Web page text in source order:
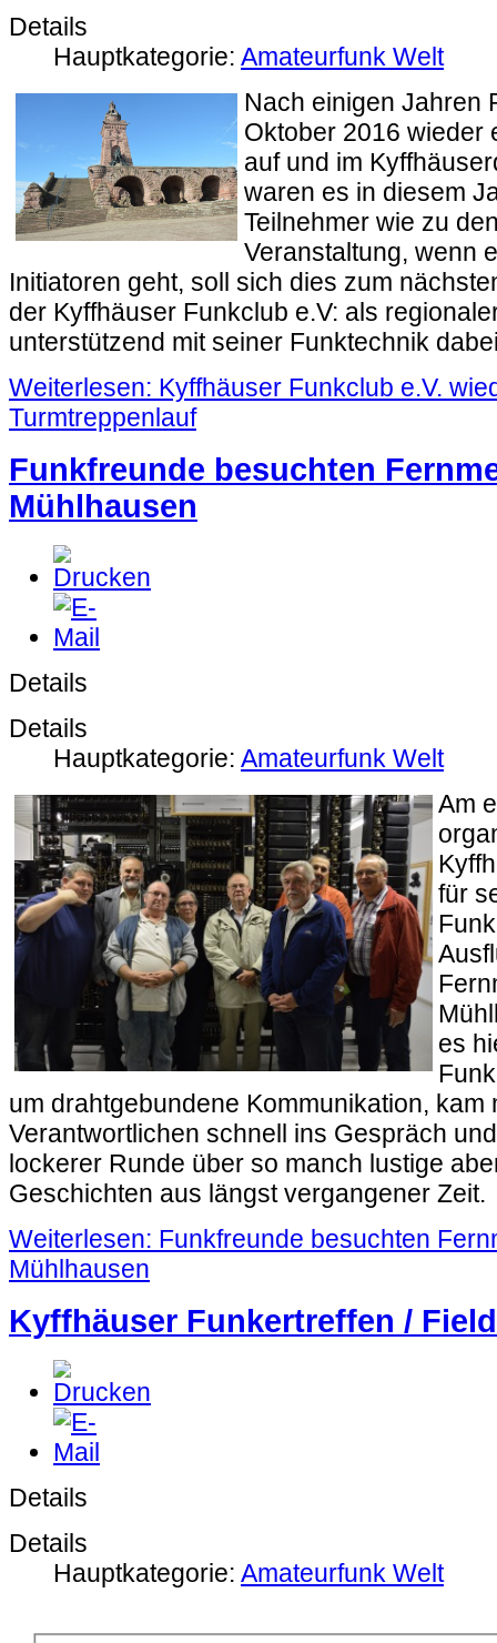
Details
Hauptkategorie: Amateurfunk Welt
Nach einigen Jahren
Oktober 2016 wieder
auf und im
waren es in diesem
Teilnehmer wie zu
Veranstaltung, wenn
Initiatoren geht, soll sich dies zum
der Kyffhäuser Funkclub e.V: als
unterstützend mit seiner Funktechnik
Weiterlesen: Kyffhäuser Funkclub e.V.
Turmtreppenlauf
Funkfreunde besuchten
Mühlhausen
Details
Details
Hauptkategorie: Amateurfunk Welt
Am
für
es
um drahtgebundene Kommunikation, kam
Verantwortlichen schnell ins Gespräch
lockerer Runde über so manch lustige
Geschichten aus längst vergangener Zeit.
Weiterlesen: Funkfreunde besuchten
Mühlhausen
Kyffhäuser Funkertreffen /
Details
Details
Hauptkategorie: Amateurfunk Welt